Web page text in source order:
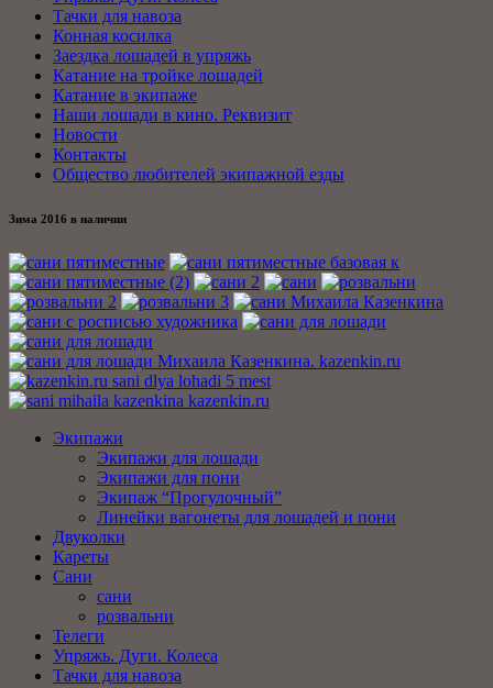
Тачки для навоза
Конная косилка
Заездка лошадей в упряжь
Катание на тройке лошадей
Катание в экипаже
Наши лошади в кино. Реквизит
Новости
Контакты
Общество любителей экипажной езды
Зима 2016 в наличии
Экипажи
Экипажи для лошади
Экипажи для пони
Экипаж “Прогулочный”
Линейки вагонеты для лошадей и пони
Двуколки
Кареты
Сани
сани
розвальни
Телеги
Упряжь. Дуги. Колеса
Тачки для навоза